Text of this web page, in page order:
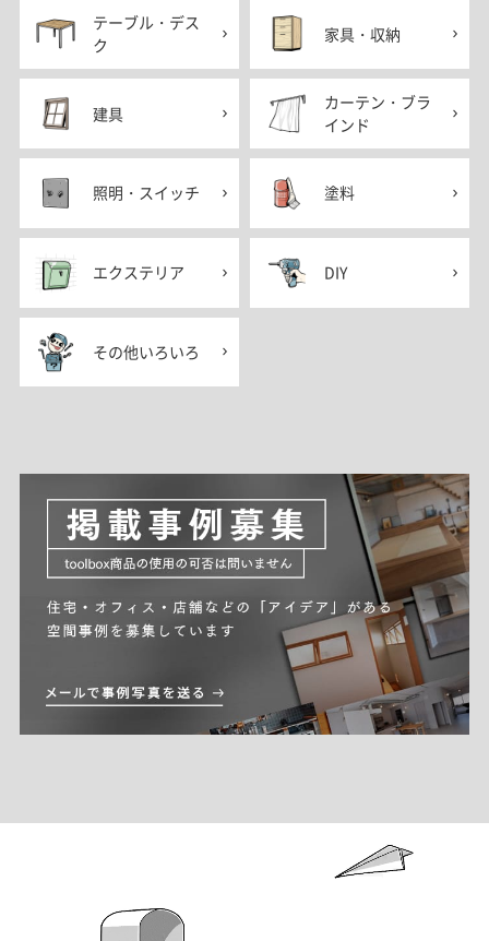
テーブル・デス
ク
家具・収納
建具
カーテン・ブラ
インド
照明・スイッチ 塗料
エクステリア DIY
その他いろいろ